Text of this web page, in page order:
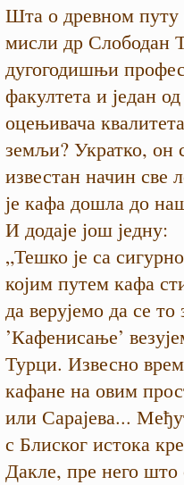
Шта о древном путу
мисли др Слободан
дугогодишњи
факултета и један
оцењивача
земљи? Укратко, он
известан начин све
је кафа дошла до
И додаје још једну:
„Тешко је са
којим путем кафа
да верујемо да се
’Кафенисање’
Турци. Извесно
кафане на овим
или Сарајева...
с Блиског истока
Дакле, пре него што